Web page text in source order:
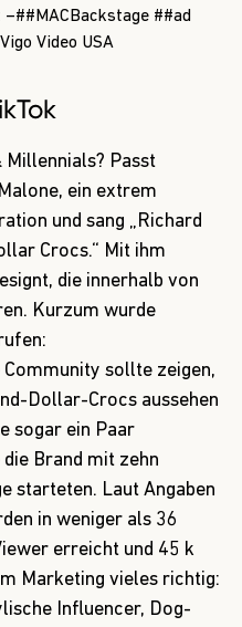
–##MACBackstage ##ad
Video USA
Millennials? Passt
ein extrem
und sang „Richard
Crocs.“ Mit ihm
die innerhalb von
Kurzum wurde
sollte zeigen,
Dollar-Crocs aussehen
sogar ein Paar
Brand mit zehn
starteten. Laut Angaben
in weniger als 36
erreicht und 45 k
Marketing vieles richtig:
Influencer, Dog-